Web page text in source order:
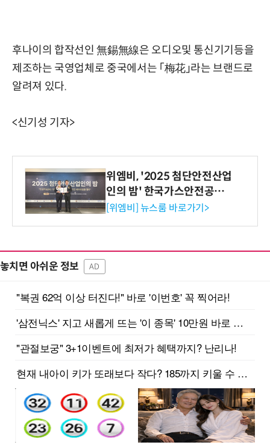
후나이의 합작선인 無錫無線은 오디오및 통신기기등을
제조하는 국영업체로 중국에서는 「梅花」라는 브랜드로
알려져 있다.
<신기성 기자>
위엠비, '2025 첨단안전산업
인의 밤' 한국가스안전공사
사장상 수상
[위엠비] 뉴스룸 바로가기>
놓치면 아쉬운 정보 AD